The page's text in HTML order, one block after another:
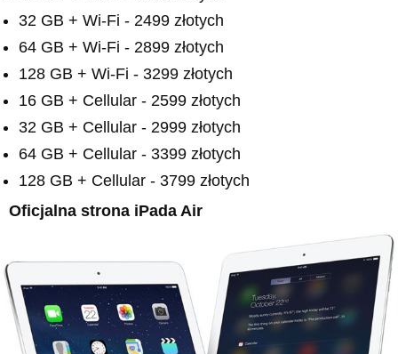
32 GB + Wi-Fi - 2499 złotych
64 GB + Wi-Fi - 2899 złotych
128 GB + Wi-Fi - 3299 złotych
16 GB + Cellular - 2599 złotych
32 GB + Cellular - 2999 złotych
64 GB + Cellular - 3399 złotych
128 GB + Cellular - 3799 złotych
Oficjalna strona iPada Air